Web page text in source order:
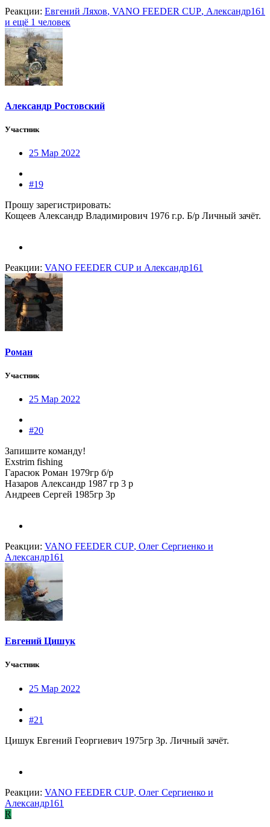
Реакции: Евгений Ляхов, VANO FEEDER CUP, Александр161
и ещё 1 человек
Александр Ростовский
Участник
25 Мар 2022
#19
Прошу зарегистрировать:
Кощеев Александр Владимирович 1976 г.р. Б/р Личный зачёт.
Реакции: VANO FEEDER CUP и Александр161
Роман
Участник
25 Мар 2022
#20
Запишите команду!
Exstrim fishing
Гарасюк Роман 1979гр б/р
Назаров Александр 1987 гр 3 р
Андреев Сергей 1985гр 3р
Реакции: VANO FEEDER CUP, Олег Сергиенко и
Александр161
Евгений Цишук
Участник
25 Мар 2022
#21
Цишук Евгений Георгиевич 1975гр 3р. Личный зачёт.
Реакции: VANO FEEDER CUP, Олег Сергиенко и
Александр161
R